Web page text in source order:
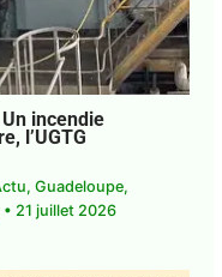
incendie
l’UGTG
, Guadeloupe,
• 21 juillet 2026